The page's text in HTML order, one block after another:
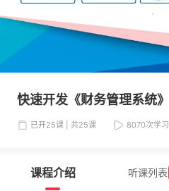
快速开发《财务管理系统》
已开25课 | 共25课 8070次学习
课程介绍 听课列表